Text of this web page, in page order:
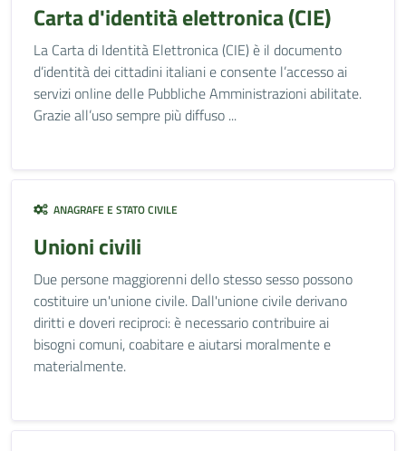
Carta d'identità elettronica (CIE)
La Carta di Identità Elettronica (CIE) è il documento
d’identità dei cittadini italiani e consente l’accesso ai
servizi online delle Pubbliche Amministrazioni abilitate.
Grazie all’uso sempre più diffuso ...
ANAGRAFE E STATO CIVILE
Unioni civili
Due persone maggiorenni dello stesso sesso possono
costituire un'unione civile. Dall'unione civile derivano
diritti e doveri reciproci: è necessario contribuire ai
bisogni comuni, coabitare e aiutarsi moralmente e
materialmente.